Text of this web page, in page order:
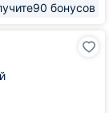
90 бонусов